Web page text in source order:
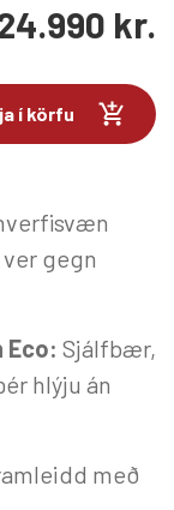
kr.
í körfu
gegn
Eco: Sjálfbær,
hlýju án
með